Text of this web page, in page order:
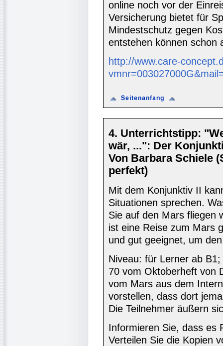
online noch vor der
Versicherung bietet für
Mindestschutz gegen
entstehen können schon
http://www.care-
4. Unterrichtstipp:
wär, ...": Der
Von Barbara Schiele
perfekt)
Mit dem Konjunktiv II
Situationen sprechen.
Sie auf den Mars fliegen
ist eine Reise zum Mars
und gut geeignet, um
Niveau: für Lerner ab
70 vom Oktoberheft von
vom Mars aus dem
vorstellen, dass dort
Die Teilnehmer äußern
Informieren Sie, dass es
Verteilen Sie die Kopien